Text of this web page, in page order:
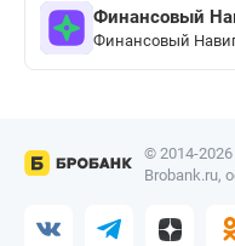
Финансовый
Финансовый
© 2014-
Brobank.ru,